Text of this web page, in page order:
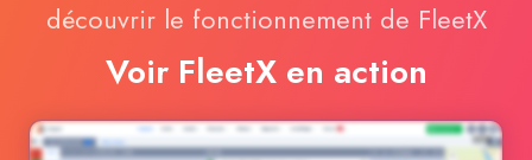
découvrir le fonctionnement de FleetX
Voir FleetX en action